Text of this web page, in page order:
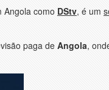
Angola como DStv, é um
paga de Angola,